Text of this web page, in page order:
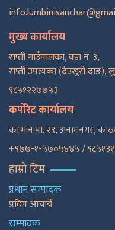
मुख्य कार्यालय
राप्ती गाउँपालका, वडा नं. ३,
राप्ती उपत्यका (देउखुरी दाङ),
९८५१२२७७५३
कर्पोरेट कार्यालय
का.म.न.पा. २९, अनामनगर,
+९७७-१-५७०५४४५ /
हाम्रो टिम
प्रधान सम्पादक
प्रदिप आचार्य
सम्पादक